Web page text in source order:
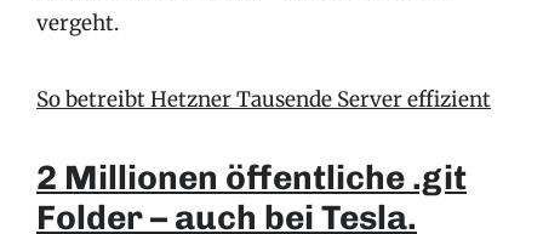
vergeht.
So betreibt Hetzner Tausende Server effizient
2 Millionen öffentliche .git
Folder – auch bei Tesla.